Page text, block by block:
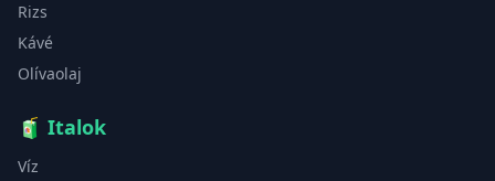
Rizs
Kávé
Olívaolaj
🧃 Italok
Víz